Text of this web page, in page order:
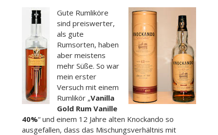
Gute Rumliköre
sind preiswerter,
als gute
Rumsorten, haben
aber meistens
mehr Süße. So war
mein erster
Versuch mit einem
Rumlikör „Vanilla
Gold Rum Vanille
40%“ und einem 12 Jahre alten Knockando so
ausgefallen, dass das Mischungsverhältnis mit